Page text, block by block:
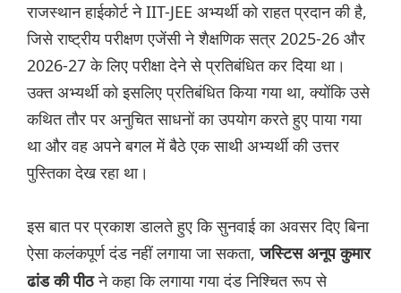
राजस्थान हाईकोर्ट ने IIT-JEE अभ्यर्थी को राहत प्रदान की है,
जिसे राष्ट्रीय परीक्षण एजेंसी ने शैक्षणिक सत्र 2025-26 और
2026-27 के लिए परीक्षा देने से प्रतिबंधित कर दिया था।
उक्त अभ्यर्थी को इसलिए प्रतिबंधित किया गया था, क्योंकि उसे
कथित तौर पर अनुचित साधनों का उपयोग करते हुए पाया गया
था और वह अपने बगल में बैठे एक साथी अभ्यर्थी की उत्तर
पुस्तिका देख रहा था।
इस बात पर प्रकाश डालते हुए कि सुनवाई का अवसर दिए बिना
ऐसा कलंकपूर्ण दंड नहीं लगाया जा सकता,जस्टिस अनूप कुमार
ढांड की पीठने कहा कि लगाया गया दंड निश्चित रूप से